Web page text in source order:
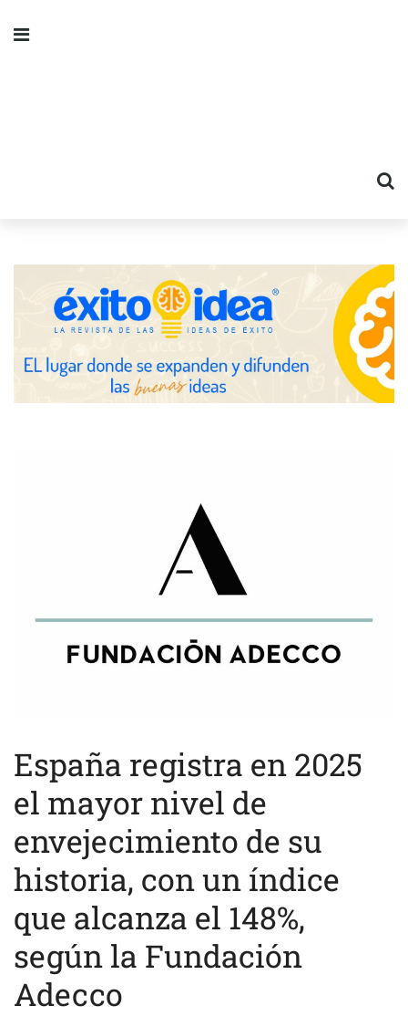
España registra en 2025
el mayor nivel de
envejecimiento de su
historia, con un índice
que alcanza el 148%,
según la Fundación
Adecco